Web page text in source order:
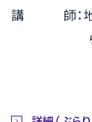
講 師：地球